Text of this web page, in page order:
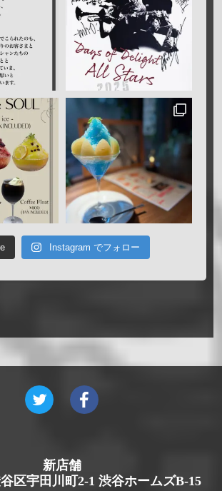
Instagram でフォロー
新店舗
区宇田川町2-1 渋谷ホームズB-15